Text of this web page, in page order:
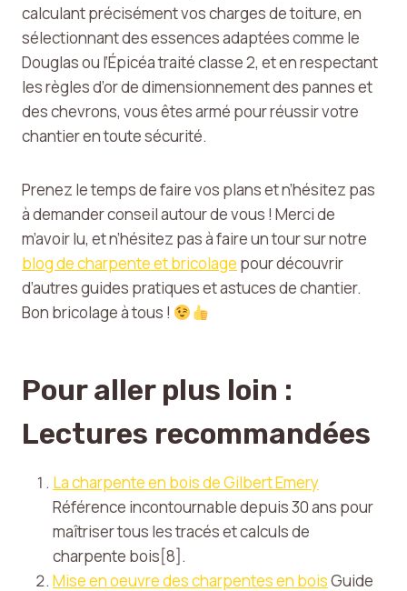
calculant précisément vos charges de toiture, en
sélectionnant des essences adaptées comme le
Douglas ou l’Épicéa traité classe 2, et en respectant
les règles d’or de dimensionnement des pannes et
des chevrons, vous êtes armé pour réussir votre
chantier en toute sécurité.
Prenez le temps de faire vos plans et n’hésitez pas
à demander conseil autour de vous ! Merci de
m’avoir lu, et n’hésitez pas à faire un tour sur notre
blog de charpente et bricolage pour découvrir
d’autres guides pratiques et astuces de chantier.
Bon bricolage à tous !
Pour aller plus loin :
Lectures recommandées
La charpente en bois de Gilbert Emery
Référence incontournable depuis 30 ans pour
maîtriser tous les tracés et calculs de
charpente bois[8].
Mise en oeuvre des charpentes en boisGuide